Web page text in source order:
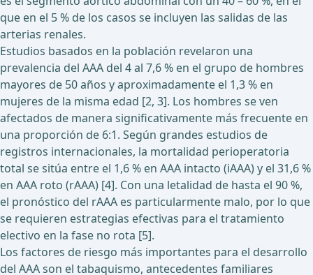
que en el 5 % de los casos se incluyen las salidas de las
arterias renales.
Estudios basados en la población revelaron una
prevalencia del AAA del 4 al 7,6 % en el grupo de hombres
mayores de 50 años y aproximadamente el 1,3 % en
mujeres de la misma edad [2, 3]. Los hombres se ven
afectados de manera significativamente más frecuente en
una proporción de 6:1. Según grandes estudios de
registros internacionales, la mortalidad perioperatoria
total se sitúa entre el 1,6 % en AAA intacto (iAAA) y el 31,6 %
en AAA roto (rAAA) [4]. Con una letalidad de hasta el 90 %,
el pronóstico del rAAA es particularmente malo, por lo que
se requieren estrategias efectivas para el tratamiento
electivo en la fase no rota [5].
Los factores de riesgo más importantes para el desarrollo
del AAA son el tabaquismo, antecedentes familiares